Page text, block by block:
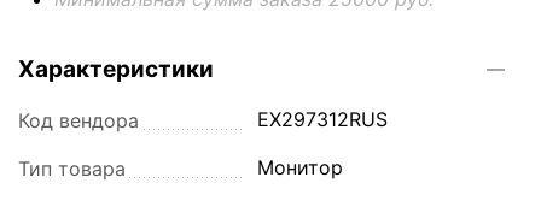
Характеристики
Код вендора EX297312RUS
Тип товара Монитор